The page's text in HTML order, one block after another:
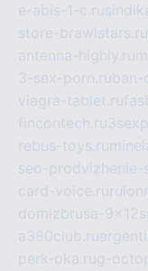
e-abis-1-c.ru
store-brawlstars.ru
antenna-highly.ru
3-sex-porn.ruban-
viagra-tablet.ru
fincontech.ru
rebus-toys.ru
seo-
card-voice.ru
domizbrusa-
a380club.ru
perk-oka.rug-